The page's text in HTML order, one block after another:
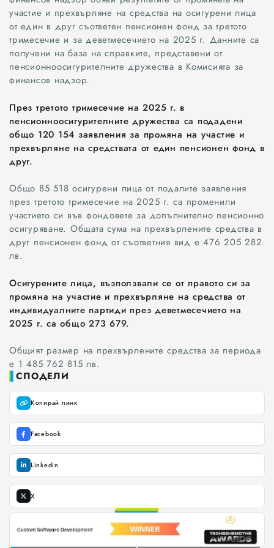
участие и прехвърляне на средства на осигурени лица
от един в друг съответен пенсионен фонд за третото
тримесечие и за деветмесечието на 2025 г. Данните са
получени на база на справките, представени от
пенсионноосигурителните дружества в Комисията за
финансов надзор.
През третото тримесечие на 2025 г. в
пенсионноосигурителните дружества са подадени
общо 120 154 заявления за промяна на участие и
прехвърляне на средствата от един пенсионен фонд в
друг.
Общо 85 518 осигурени лица от подалите заявления
през третото тримесечие на 2025 г. са променили
участието си във фондовете за допълнително пенсионно
осигуряване. Общата сума на прехвърлените средства в
друг пенсионен фонд от съответния вид е 476 205 282
лв.
Осигурените лица, възползвали се от правото си за
промяна на участие и прехвърляне на средства от
индивидуалните партиди през деветмесечието на
2025 г. са общо 273 679.
Общият размер на прехвърлените средства за периода
е 1 485 762 815 лв.
СПОДЕЛИ
Копирай линк
Facebook
Linkedin
X
0